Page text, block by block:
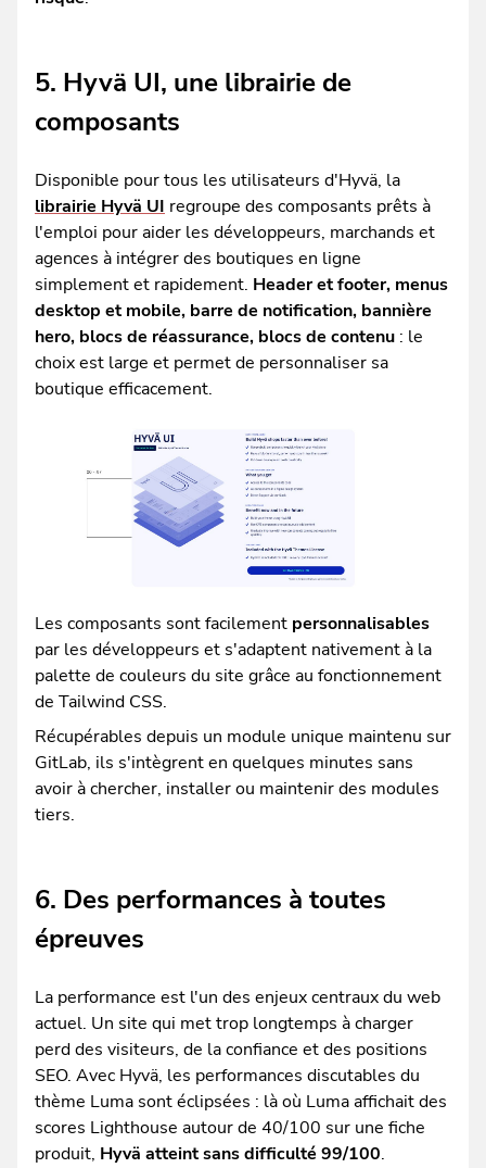
5. Hyvä UI, une librairie de
composants
Disponible pour tous les utilisateurs d'Hyvä, la
librairie Hyvä UI regroupe des composants prêts à
l'emploi pour aider les développeurs, marchands et
agences à intégrer des boutiques en ligne
simplement et rapidement. Header et footer, menus
desktop et mobile, barre de notification, bannière
hero, blocs de réassurance, blocs de contenu : le
choix est large et permet de personnaliser sa
boutique efficacement.
Les composants sont facilement personnalisables
par les développeurs et s'adaptent nativement à la
palette de couleurs du site grâce au fonctionnement
de Tailwind CSS.
Récupérables depuis un module unique maintenu sur
GitLab, ils s'intègrent en quelques minutes sans
avoir à chercher, installer ou maintenir des modules
tiers.
6. Des performances à toutes
épreuves
La performance est l'un des enjeux centraux du web
actuel. Un site qui met trop longtemps à charger
perd des visiteurs, de la confiance et des positions
SEO. Avec Hyvä, les performances discutables du
thème Luma sont éclipsées : là où Luma affichait des
scores Lighthouse autour de 40/100 sur une fiche
produit, Hyvä atteint sans difficulté 99/100.